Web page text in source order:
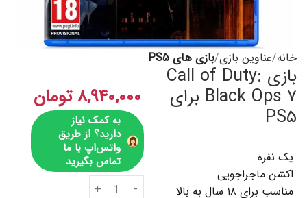
خانه عناوین بازی بازی های PS۵
بازی Call of Duty:
Black Ops ۷ برای
PS۵
یک نفره
اکشن ماجراجویی
مناسب برای ۱۸ سال به بالا
۸,۹۴۰,۰۰۰ تومان
به کمک نیاز
دارید؟ از طریق
واتس‌اپ با ما
تماس بگیرید